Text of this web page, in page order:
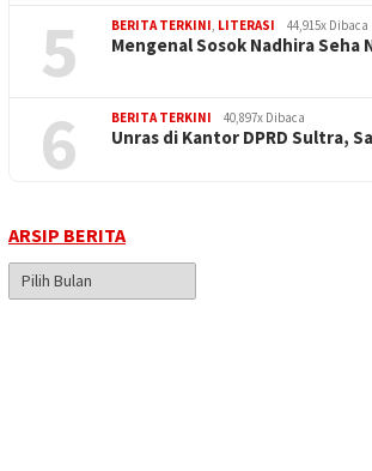
5 BERITA TERKINI LITERASI 44,915x Dibaca
Mengenal Sosok Nadhira Seha
6 BERITA TERKINI 40,897x Dibaca
Unras di Kantor DPRD Sultra,
ARSIP BERITA
Arsip
Berita